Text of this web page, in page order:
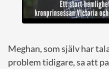
Meghan, som själv har
problem tidigare, sa att